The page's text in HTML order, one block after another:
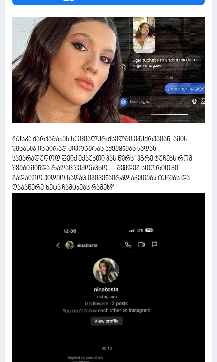
რუსკა ქარქაშაძეს სოციალურ ქსელში ემუქრებიან, ამის
შესახებ ის პირად მიმოწერას აქვეყნებს სადაც
სავარადუდოდ ფეიქ ექაუნთი მას წერს "ეგრე ტუჩებს რომ
შვები მინდა რაღაც შემოგცხო"... შემდეგ სთორით კი
გადაიღო ვიდეო სადაც იგივენაირად აკეთებს ტუჩებს და
დაააწერე 'ნეტა ჩამცხებს რამეს?'